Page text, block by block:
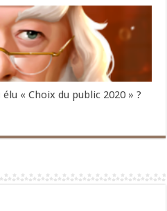
« Choix du public 2020 » ?